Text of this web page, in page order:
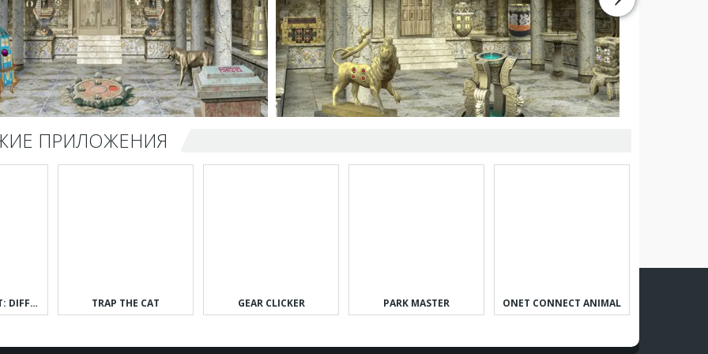
ПРИЛОЖЕНИЯ
CAN YOU SPOT IT: DIFFERENCES TRAP THE CAT GEAR CLICKER PARK MASTER ONET CONNECT ANIMAL